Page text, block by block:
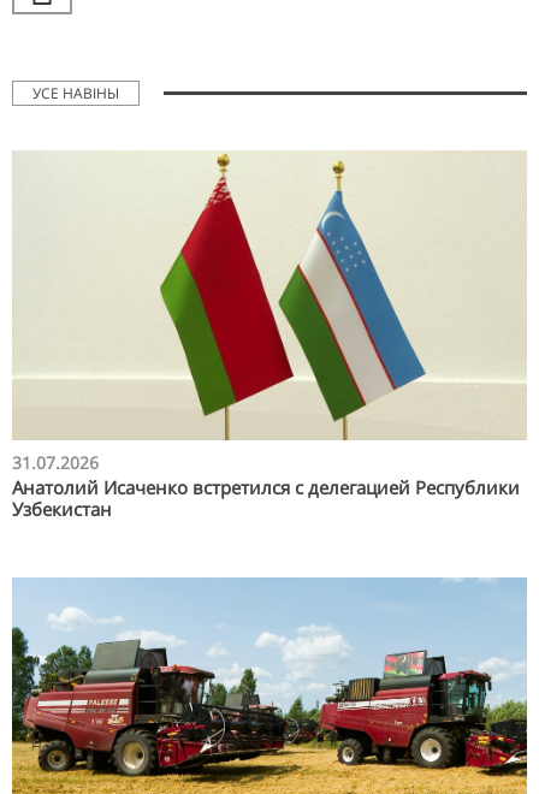
УСЕ НАВІНЫ
31.07.2026
Анатолий Исаченко встретился с делегацией Республики
Узбекистан